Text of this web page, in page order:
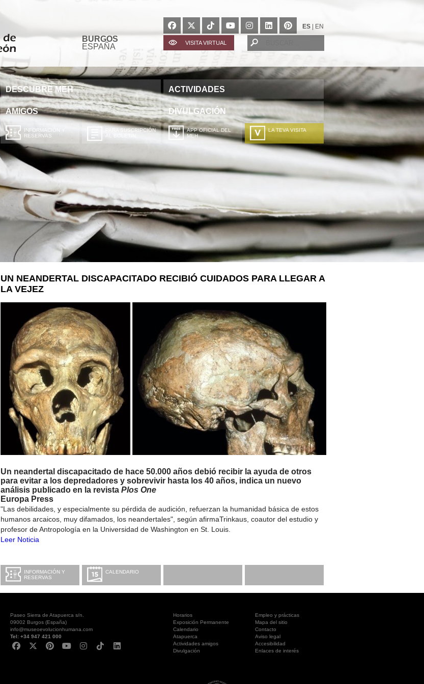
BURGOS
ESPAÑA
ES EN
VISITA VIRTUAL
DESCUBRE MEH ACTIVIDADES
AMIGOS DIVULGACIÓN
INFORMACIÓN Y
RESERVAS
PARA SUSCRIPCIÓN
AL BOLETÍN
APP OFICIAL DEL
MEH
LA TEVA VISITA
A TÚA VISITA
ZURE BISITALDIA
DEIN BESUCH
LA VOSTRA VISITA
A SUA VISITA
UN NEANDERTAL DISCAPACITADO RECIBIÓ CUIDADOS PARA LLEGAR A
LA VEJEZ
Un neandertal discapacitado de hace 50.000 años debió recibir la ayuda de otros
para evitar a los depredadores y sobrevivir hasta los 40 años, indica un nuevo
análisis publicado en la revista Plos One
Europa Press
"Las debilidades, y especialmente su pérdida de audición, refuerzan la humanidad básica de estos
humanos arcaicos, muy difamados, los neandertales", según afirmaTrinkaus, coautor del estudio y
profesor de Antropología en la Universidad de Washington en St. Louis.
Leer Noticia
INFORMACIÓN Y
RESERVAS
CALENDARIO
Paseo Sierra de Atapuerca s/n.
09002 Burgos (España)
info@museoevolucionhumana.com
Tel: +34 947 421 000
Horarios
Empleo y prácticas
Exposición Permanente
Mapa del sitio
Calendario
Contacto
Atapuerca
Aviso legal
Actividades amigos
Accesibilidad
Divulgación
Enlaces de interés